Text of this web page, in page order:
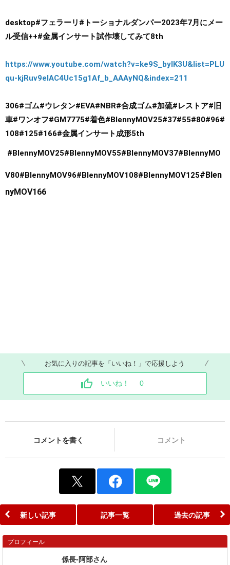
desktop#フェラーリ #トーショナルダンパー2023年7月にメー
ル受信++#金属インサート試作壊してみて8th
https://www.youtube.com/watch?v=ke9S_bylK3U&list=PLU
qu-kjRuv9elAC4Uc15g1Af_b_AAAyNQ&index=211
306#ゴム#ウレタン#EVA#NBR#合成ゴム#加硫#レストア#旧
車#ワンオフ#GM7775#着色#BlennyMOV25#37#55#80#96#
108#125#166#金属インサート成形5th
#BlennyMOV25#BlennyMOV55#BlennyMOV37#BlennyMO
V80#BlennyMOV96#BlennyMOV108#BlennyMOV125#Blen
nyMOV166
お気に入りの記事を「いいね！」で応援しよう
いいね！ 0
コメントを書く コメント
新しい記事 記事一覧 過去の記事
プロフィール
係長-阿部さん